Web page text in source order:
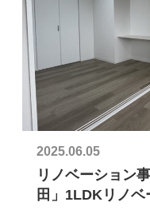
2025.06.05
リノベーション
田」1LDKリノベ